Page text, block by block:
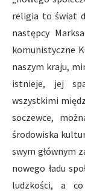
religia to świat
następcy
komunistyczne
naszym kraju,
istnieje, jej
wszystkimi
soczewce,
środowiska
swym głównym
nowego ładu
ludzkości, a co